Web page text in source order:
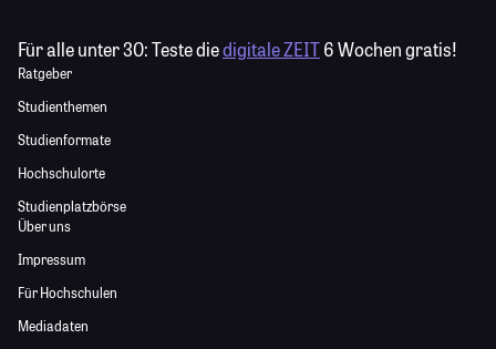
Für alle unter 30:Teste diedigitale ZEIT6 Wochen gratis!
Ratgeber
Studienthemen
Studienformate
Hochschulorte
Studienplatzbörse
Über uns
Impressum
Für Hochschulen
Mediadaten